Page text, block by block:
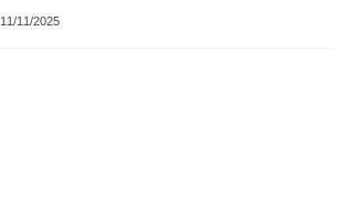
11/11/2025